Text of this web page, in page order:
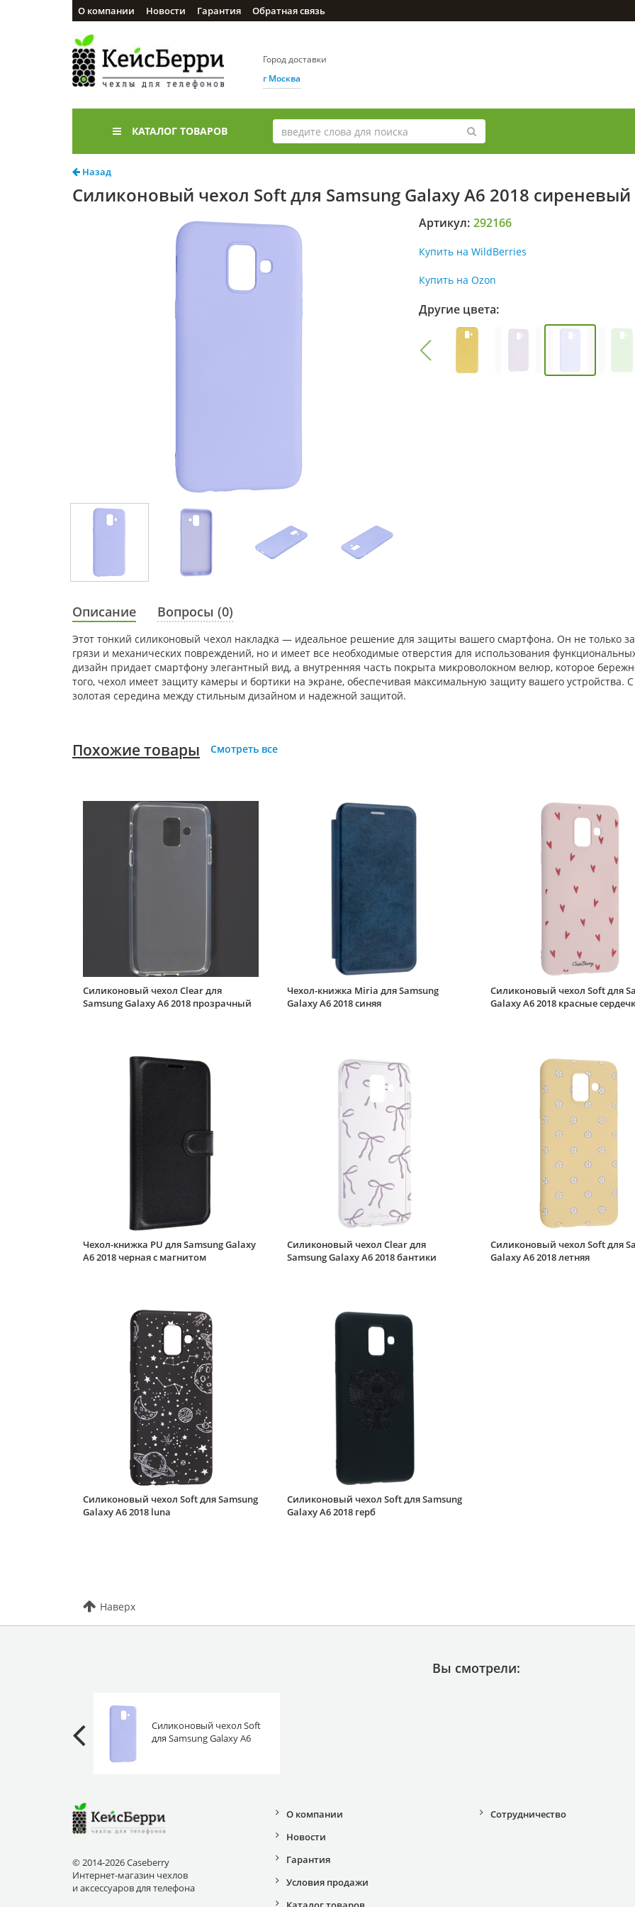
О компании Новости Гарантия Обратная связь
Город доставки
г Москва
КАТАЛОГ ТОВАРОВ
Назад
Силиконовый чехол Soft для Samsung Galaxy A6 2018 сиреневый
Артикул: 292166
Купить на WildBerries
Купить на Ozon
Другие цвета:
Описание Вопросы (0)
Этот тонкий силиконовый чехол накладка — идеальное решение для защиты вашего смартфона. Он не только
грязи и механических повреждений, но и имеет все необходимые отверстия для использования
дизайн придает смартфону элегантный вид, а внутренняя часть покрыта микроволокном велюр, которое
того, чехол имеет защиту камеры и бортики на экране, обеспечивая максимальную защиту вашего
золотая середина между стильным дизайном и надежной защитой.
Похожие товары Смотреть все
Силиконовый чехол Clear для
Samsung Galaxy A6 2018 прозрачный
Чехол-книжка Miria для Samsung
Galaxy A6 2018 синяя
Силиконовый чехол Soft для
Galaxy A6 2018 красные
Чехол-книжка PU для Samsung Galaxy
A6 2018 черная с магнитом
Силиконовый чехол Clear для
Samsung Galaxy A6 2018 бантики
Силиконовый чехол Soft для
Galaxy A6 2018 летняя
Силиконовый чехол Soft для Samsung
Galaxy A6 2018 luna
Силиконовый чехол Soft для Samsung
Galaxy A6 2018 герб
Наверх
Вы смотрели:
Силиконовый чехол Soft
для Samsung Galaxy A6
© 2014-2026 Caseberry
Интернет-магазин чехлов
и аксессуаров для телефона
О компании
Новости
Гарантия
Условия продажи
Сотрудничество